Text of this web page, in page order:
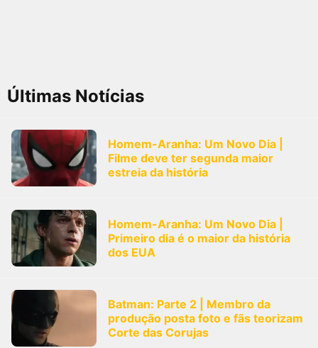
Últimas Notícias
Homem-Aranha: Um Novo Dia |
Filme deve ter segunda maior
estreia da história
Homem-Aranha: Um Novo Dia |
Primeiro dia é o maior da história
dos EUA
Batman: Parte 2 | Membro da
produção posta foto e fãs teorizam
Corte das Corujas